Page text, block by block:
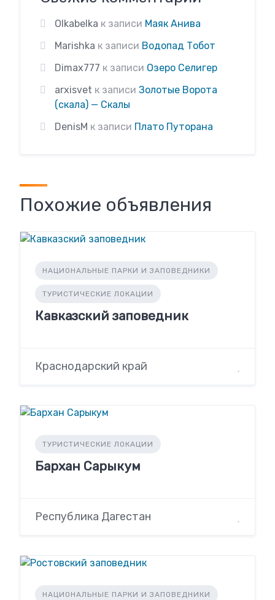
Olkabelka к записи Маяк Анива
Marishka к записи Водопад Тобот
Dimax777 к записи Озеро Селигер
arxisvet к записи Золотые Ворота
(скала) — Скалы
DenisM к записи Плато Путорана
Похожие объявления
НАЦИОНАЛЬНЫЕ ПАРКИ И ЗАПОВЕДНИКИ
ТУРИСТИЧЕСКИЕ ЛОКАЦИИ
Кавказский заповедник
Краснодарский край
ТУРИСТИЧЕСКИЕ ЛОКАЦИИ
Бархан Сарыкум
Республика Дагестан
НАЦИОНАЛЬНЫЕ ПАРКИ И ЗАПОВЕДНИКИ